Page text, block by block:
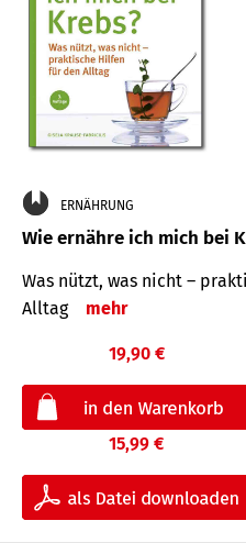
ERNÄHRUNG
Wie ernähre ich mich bei
Was nützt, was nicht –
Alltag
mehr
19,90 €
15,99 €